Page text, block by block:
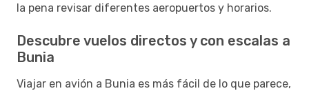
la pena revisar diferentes aeropuertos y horarios.
Descubre vuelos directos y con escalas a
Bunia
Viajar en avión a Bunia es más fácil de lo que parece,